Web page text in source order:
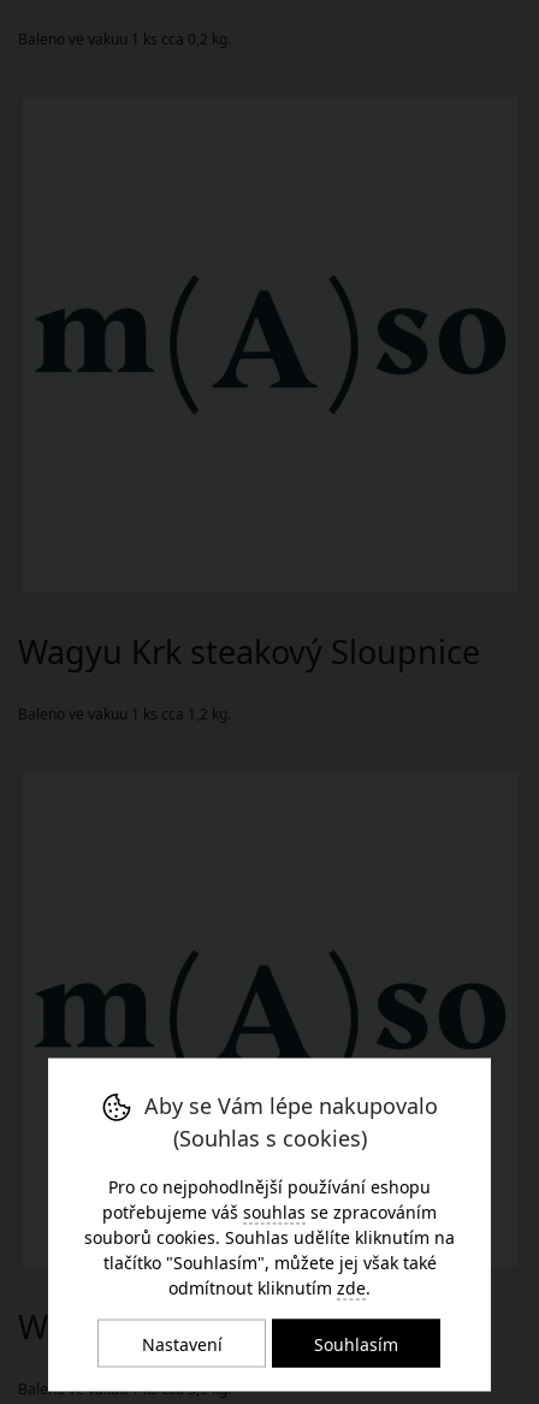
Baleno ve vakuu 1 ks cca 0,2 kg.
Baleno ve vakuu 1 ks cca 1,2 kg.
Wagyu Krk steakový Sloupnice
Baleno ve vakuu 1 ks cca 3,5 kg.
Wagyu Malý ořech Sloupnice
Aby se Vám lépe nakupovalo
(Souhlas s cookies)
Pro co nejpohodlnější používání eshopu
potřebujeme váš souhlas se zpracováním
souborů cookies. Souhlas udělíte kliknutím na
tlačítko "Souhlasím", můžete jej však také
odmítnout kliknutím zde.
Nastavení Souhlasím